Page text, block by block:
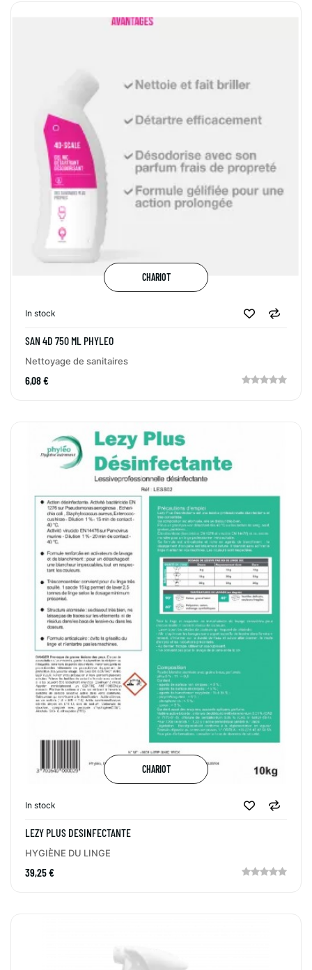
CHARIOT
In stock
SAN 4D 750 ML PHYLEO
Nettoyage de sanitaires
6,08 €
CHARIOT
In stock
LEZY PLUS DESINFECTANTE
HYGIÈNE DU LINGE
39,25 €